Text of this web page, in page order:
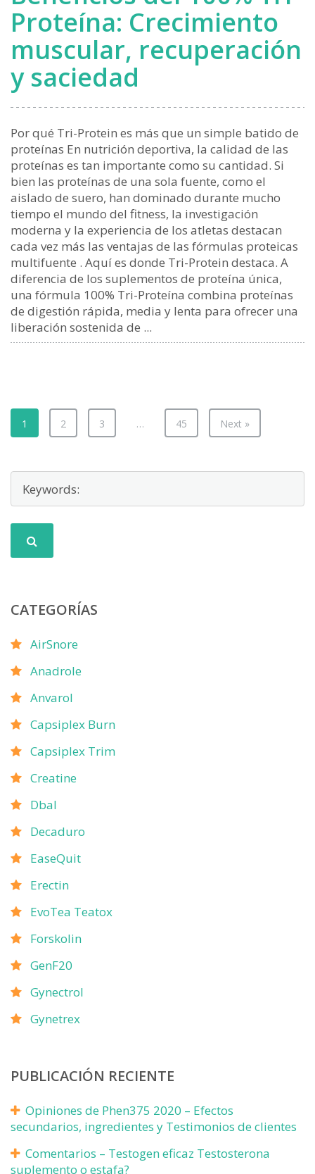
Proteína: Crecimiento
muscular, recuperación
y saciedad
Por qué Tri-Protein es más que un simple batido de
proteínas En nutrición deportiva, la calidad de las
proteínas es tan importante como su cantidad. Si
bien las proteínas de una sola fuente, como el
aislado de suero, han dominado durante mucho
tiempo el mundo del fitness, la investigación
moderna y la experiencia de los atletas destacan
cada vez más las ventajas de las fórmulas proteicas
multifuente . Aquí es donde Tri-Protein destaca. A
diferencia de los suplementos de proteína única,
una fórmula 100% Tri-Proteína combina proteínas
de digestión rápida, media y lenta para ofrecer una
liberación sostenida de ...
1 2 3 … 45 Next »
CATEGORÍAS
AirSnore
Anadrole
Anvarol
Capsiplex Burn
Capsiplex Trim
Creatine
Dbal
Decaduro
EaseQuit
Erectin
EvoTea Teatox
Forskolin
GenF20
Gynectrol
Gynetrex
PUBLICACIÓN RECIENTE
Opiniones de Phen375 2020 – Efectos
secundarios, ingredientes y Testimonios de clientes
Comentarios – Testogen eficaz Testosterona
suplemento o estafa?